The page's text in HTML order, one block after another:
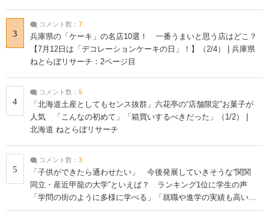
3
コメント数： 7
兵庫県の「ケーキ」の名店10選！ 一番うまいと思う店はどこ？
【7月12日は「デコレーションケーキの日」！】（2/4） | 兵庫県
ねとらぼリサーチ：2ページ目
4
コメント数： 5
「北海道土産としてもセンス抜群」六花亭の“店舗限定”お菓子が
人気 「こんなの初めて」「箱買いするべきだった」（1/2） |
北海道 ねとらぼリサーチ
5
コメント数： 3
「子供ができたら通わせたい」 今後発展していきそうな“関関
同立・産近甲龍の大学”といえば？ ランキング1位に学生の声
「学問の街のように多様に学べる」「就職や進学の実績も高い」
| 大学 ねとらぼリサーチ